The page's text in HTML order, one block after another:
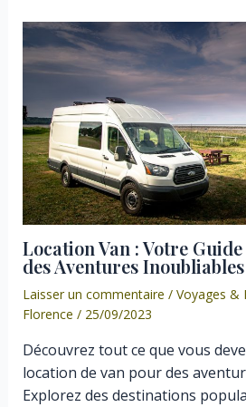
Location Van : Votre
des Aventures Inoubliables
Laisser un commentaire / Voyages &
Florence / 25/09/2023
Découvrez tout ce que vous
location de van pour des
Explorez des destinations